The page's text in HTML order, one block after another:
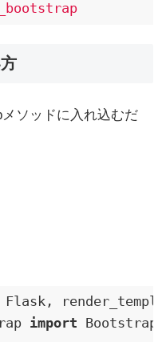
ソッドに入れ込むだ
import Bootstrap